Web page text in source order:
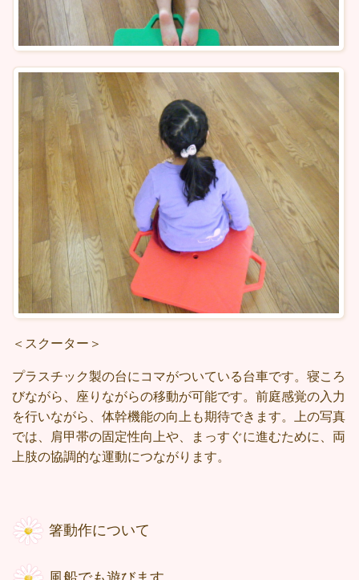
＜スクーター＞
プラスチック製の台にコマがついている台車です。寝ころ
びながら、座りながらの移動が可能です。前庭感覚の入力
を行いながら、体幹機能の向上も期待できます。上の写真
では、肩甲帯の固定性向上や、まっすぐに進むために、両
上肢の協調的な運動につながります。
箸動作について